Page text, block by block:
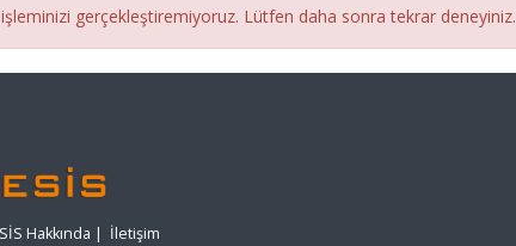
gerçekleştiremiyoruz. Lütfen daha sonra tekrar deneyiniz.
Hakkında | İletişim